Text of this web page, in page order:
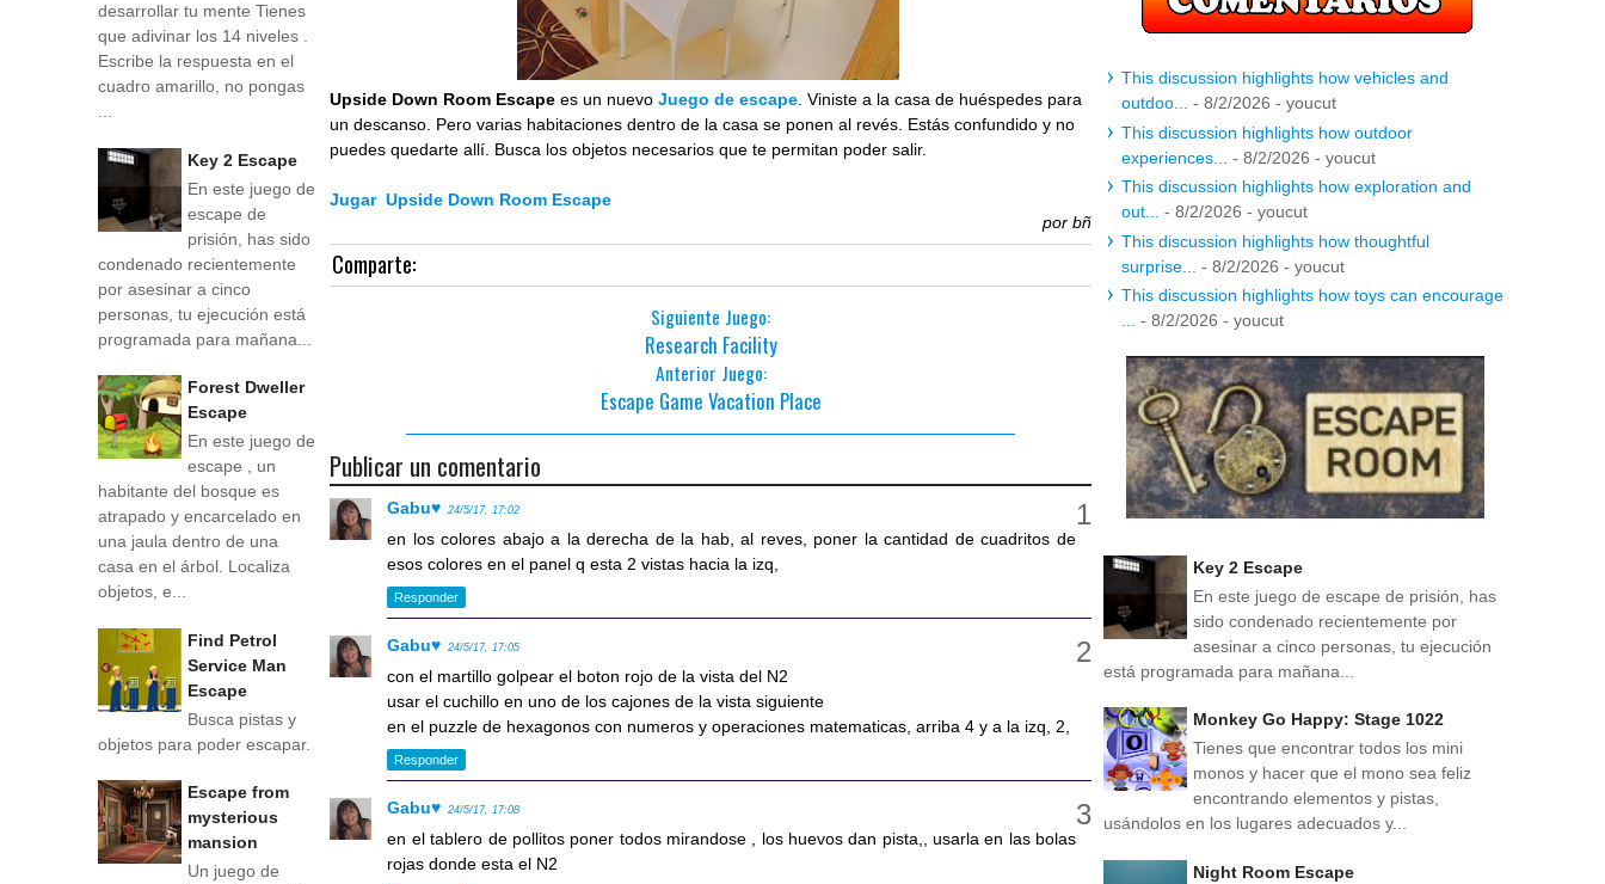
Upside Down Room Escape es un nuevoJuego de escape . Viniste a la casa de huéspedes para
un descanso. Pero varias habitaciones dentro de la casa se ponen al revés. Estás confundido y no
puedes quedarte allí. Busca los objetos necesarios que te permitan poder salir.
Jugar Upside Down Room Escape
por bñ
Comparte:
Siguiente Juego:
Research Facility
Anterior Juego:
Escape Game Vacation Place
Publicar un comentario
Gabu♥ 24/5/17, 17:02
en los colores abajo a la derecha de la hab, al reves, poner la cantidad de cuadritos de
esos colores en el panel q esta 2 vistas hacia la izq,
Responder
Gabu♥ 24/5/17, 17:05
con el martillo golpear el boton rojo de la vista del N2
usar el cuchillo en uno de los cajones de la vista siguiente
en el puzzle de hexagonos con numeros y operaciones matematicas, arriba 4 y a la izq, 2,
Responder
Gabu♥ 24/5/17, 17:08
en el tablero de pollitos poner todos mirandose , los huevos dan pista,, usarla en las bolas
rojas donde esta el N2
desarrollar tu mente Tienes
que adivinar los 14 niveles .
Escribe la respuesta en el
cuadro amarillo, no pongas
...
Key 2 Escape
En este juego de
escape de
prisión, has sido
condenado recientemente
por asesinar a cinco
personas, tu ejecución está
programada para mañana...
Forest Dweller
Escape
En este juego de
escape , un
habitante del bosque es
atrapado y encarcelado en
una jaula dentro de una
casa en el árbol. Localiza
objetos, e...
Find Petrol
Service Man
Escape
Busca pistas y
objetos para poder escapar.
Escape from
mysterious
mansion
Un juego de
This discussion highlights how vehicles and
outdoo...
- 8/2/2026 - youcut
This discussion highlights how outdoor
experiences...
- 8/2/2026 - youcut
This discussion highlights how exploration and
out...
- 8/2/2026 - youcut
This discussion highlights how thoughtful
surprise...
- 8/2/2026 - youcut
This discussion highlights how toys can encourage
- 8/2/2026 - youcut
Key 2 Escape
En este juego de escape de prisión, has
sido condenado recientemente por
asesinar a cinco personas, tu ejecución
está programada para mañana...
Monkey Go Happy: Stage 1022
Tienes que encontrar todos los mini
monos y hacer que el mono sea feliz
encontrando elementos y pistas,
usándolos en los lugares adecuados y...
Night Room Escape